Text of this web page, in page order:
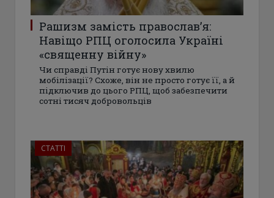
Рашизм замість православ’я:
Навіщо РПЦ оголосила Україні
«священну війну»
Чи справді Путін готує нову хвилю
мобілізації? Схоже, він не просто готує її, а й
підключив до цього РПЦ, щоб забезпечити
сотні тисяч добровольців
СТАТТІ